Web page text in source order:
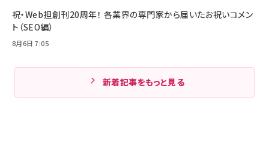
祝・Web担創刊20周年！ 各業界の専門家から届いたお祝いコメン
ト（SEO編）
8月6日 7:05
新着記事をもっと見る